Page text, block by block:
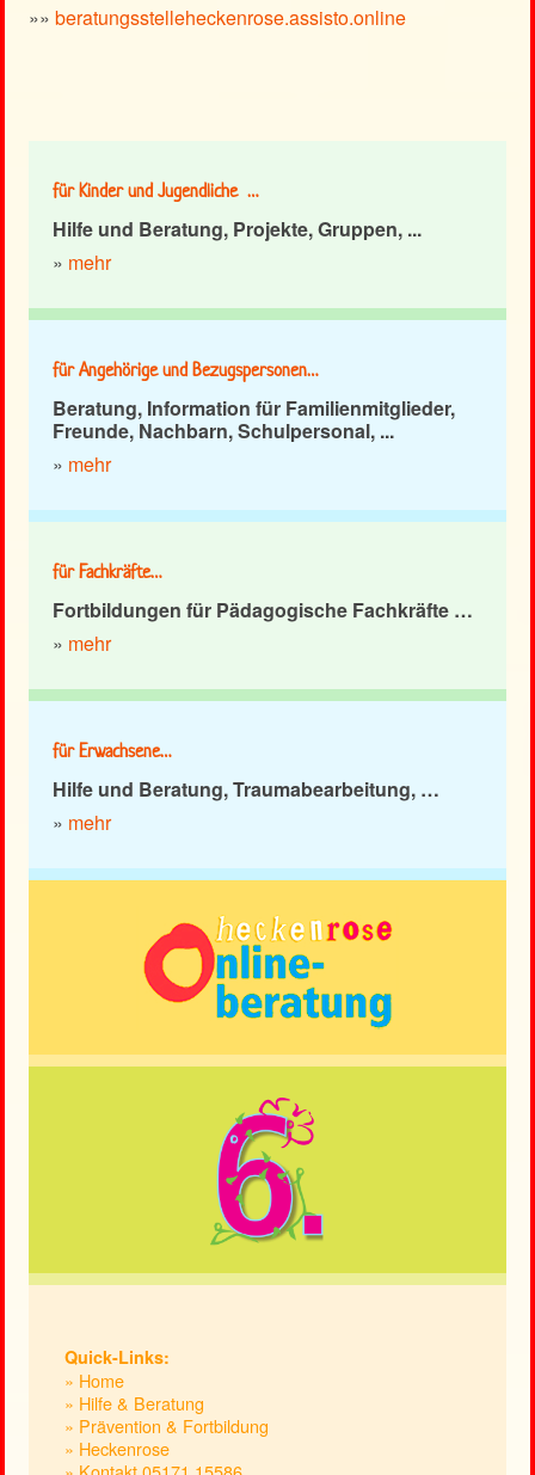
»» beratungsstelleheckenrose.assisto.online
für Kinder und Jugendliche …
Hilfe und Beratung, Projekte, Gruppen, ...
» mehr
für Angehörige und Bezugspersonen…
Beratung, Information für Familienmitglieder,
Freunde, Nachbarn, Schulpersonal, ...
» mehr
für Fachkräfte…
Fortbildungen für Pädagogische Fachkräfte …
» mehr
für Erwachsene…
Hilfe und Beratung, Traumabearbeitung, …
» mehr
Quick-Links:
» Home
» Hilfe & Beratung
» Prävention & Fortbildung
» Heckenrose